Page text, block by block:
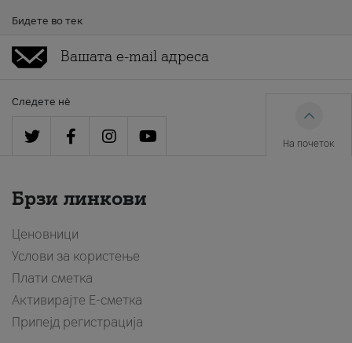
Бидете во тек
Следете нè
На почеток
Брзи линкови
Ценовници
Услови за користење
Плати сметка
Активирајте Е-сметка
Припејд регистрација